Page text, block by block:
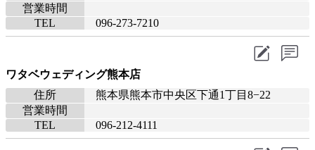
営業時間
TEL
096-273-7210
ワタベウェディング熊本店
住所
熊本県熊本市中央区下通1丁目8−22
営業時間
TEL
096-212-4111